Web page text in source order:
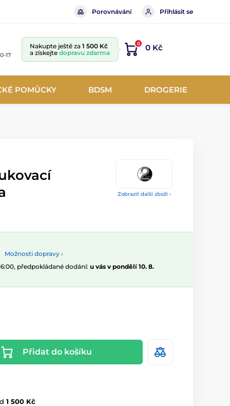
Porovnávání Přihlásit se
17
Nakupte ještě za 1 500 Kč
a získejte dopravu zdarma
0 0 Kč
POMŮCKY BDSM DROGERIE
Zobrazit další zboží ›
Možnosti dopravy ›
předpokládané dodání: u vás v pondělí 10. 8.
Přidat do košíku
1 500 Kč